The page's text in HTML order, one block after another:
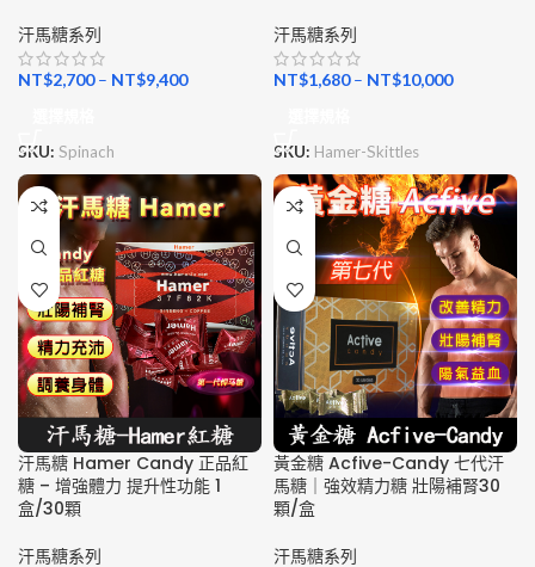
汗馬糖系列
NT$2,700– NT$9,400
SKU: Spinach
汗馬糖系列
NT$1,680– NT$10,000
SKU: Hamer-Skittles
汗馬糖 Hamer Candy 正品紅
糖 – 增強體力 提升性功能 1
盒/30顆
汗馬糖系列
黃金糖 Acfive-Candy 七代汗
馬糖｜強效精力糖 壯陽補腎30
顆/盒
汗馬糖系列